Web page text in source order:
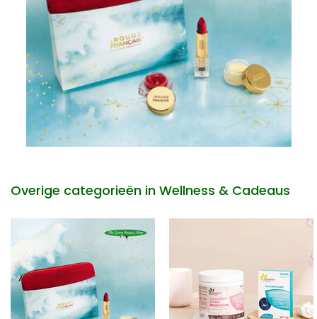
Overige categorieën in Wellness & Cadeaus